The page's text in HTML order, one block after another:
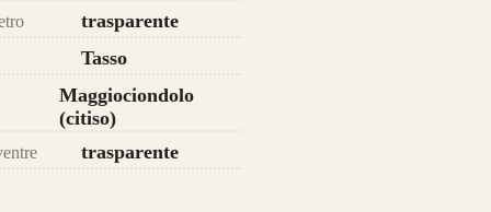
meccanica è la medesima e
da 750€
trasparente
Tasso
Maggiociondolo
(citiso)
trasparente